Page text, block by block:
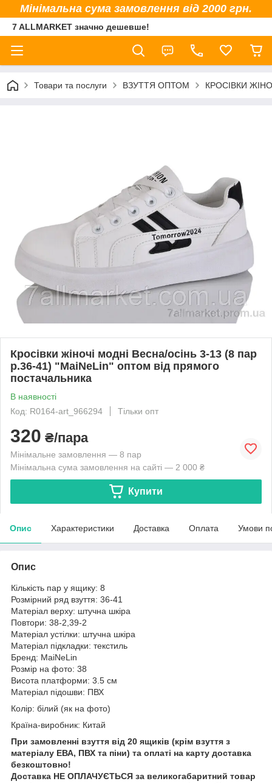
Мінімальна сума замовлення від 2000 грн.
7 ALLMARKET значно дешевше!
Товари та послуги ВЗУТТЯ ОПТОМ КРОСІВКИ
Кросівки жіночі модні Весна/осінь 3-13 (8 пар
р.36-41) "MaiNeLin" оптом від прямого
постачальника
В наявності
Код: R0164-art_966294
Тільки опт
320 ₴/пара
Мінімальне замовлення — 8 пар
Мінімальна сума замовлення на сайті — 2 000 ₴
Купити
Опис Характеристики Доставка Оплата Умови
Опис
Кількість пар у ящику: 8
Розмірний ряд взуття: 36-41
Матеріал верху: штучна шкіра
Повтори: 38-2,39-2
Матеріал устілки: штучна шкіра
Матеріал підкладки: текстиль
Бренд: MaiNeLin
Розмір на фото: 38
Висота платформи: 3.5 см
Матеріал підошви: ПВХ
Колір: білий (як на фото)
Країна-виробник: Китай
При замовленні взуття від 20 ящиків (крім взуття з
матеріалу ЕВА, ПВХ та піни) та оплаті на карту доставка
безкоштовно!
Доставка НЕ ​​ОПЛАЧУЄТЬСЯ за великогабаритний товар